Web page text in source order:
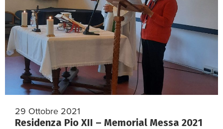
29 Ottobre 2021
Residenza Pio XII – Memorial Messa 2021